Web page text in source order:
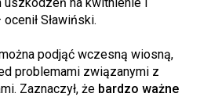
Sławiński.
podjąć wczesną wiosną,
problemami związanymi z
Zaznaczył, że bardzo ważne